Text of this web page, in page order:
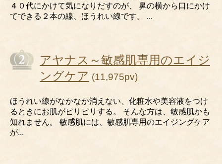
４０代にかけて気になりだすのが、 鼻の横から口にかけ
てできる２本の線、ほうれい線です。 ...
アヤナス～敏感肌専用のエイジ
ングケア (11,975pv)
ほうれい線がなかなか消えない、化粧水や美容液をつけ
るときにお肌がピリピリする。 そんな方は、敏感肌かも
知れません。 敏感肌には、敏感肌専用のエイジングケア
が...